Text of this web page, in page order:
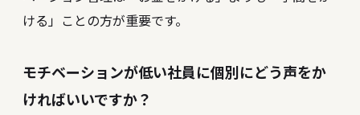
ける」ことの方が重要です。
モチベーションが低い社員に個別にどう声をか
ければいいですか？